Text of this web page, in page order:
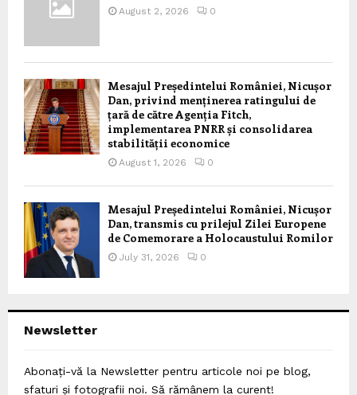
August 2, 2026 0
Mesajul Președintelui României, Nicușor
Dan, privind menținerea ratingului de
țară de către Agenția Fitch,
implementarea PNRR și consolidarea
stabilității economice
August 1, 2026 0
Mesajul Președintelui României, Nicușor
Dan, transmis cu prilejul Zilei Europene
de Comemorare a Holocaustului Romilor
July 31, 2026 0
Newsletter
Abonați-vă la Newsletter pentru articole noi pe blog,
sfaturi și fotografii noi. Să rămânem la curent!